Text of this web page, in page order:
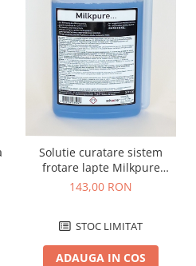
Cappuccino) prin
si lapte.
locatii unde se
meniului clasic de
cofeina.
in pungi de 1kg. Un
Solutie curatare sistem
frotare lapte Milkpure
Schaerer WMF 1L
143,00 RON
STOC LIMITAT
ADAUGA IN COS